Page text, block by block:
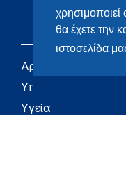
χρησιμοποιεί
θα έχετε την
ιστοσελίδα
Αρχική
Υπουργείο
Υγεία